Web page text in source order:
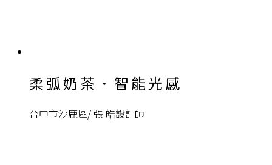
柔弧奶茶．智能光感
台中市沙鹿區/ 張 皓設計師